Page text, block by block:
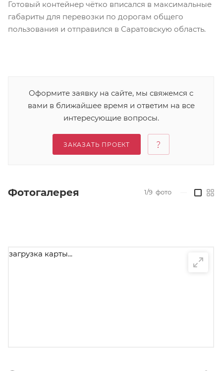
Готовый контейнер чётко вписался в максимальные
габариты для перевозки по дорогам общего
пользования и отправился в Саратовскую область.
Оформите заявку на сайте, мы свяжемся с
вами в ближайшее время и ответим на все
интересующие вопросы.
ЗАКАЗАТЬ ПРОЕКТ
Фотогалерея 1/9 фото
загрузка карты...